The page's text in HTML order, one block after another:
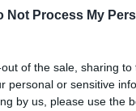
Not Process My
of the sale, sharing
personal or sensitive
by us, please use the
és
a szezonális